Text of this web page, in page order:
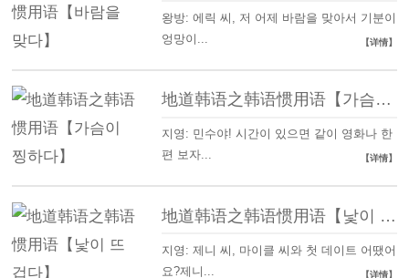
왕방: 에릭 씨, 저 어제 바람을 맞아서 기분이
엉망이...
【详情】
地道韩语之韩语惯用语【가슴이 찡하다】
지영: 민수야! 시간이 있으면 같이 영화나 한
편 보자...
【详情】
地道韩语之韩语惯用语【낯이 뜨겁다】
지영: 제니 씨, 마이클 씨와 첫 데이트 어땠어
요?제니...
【详情】